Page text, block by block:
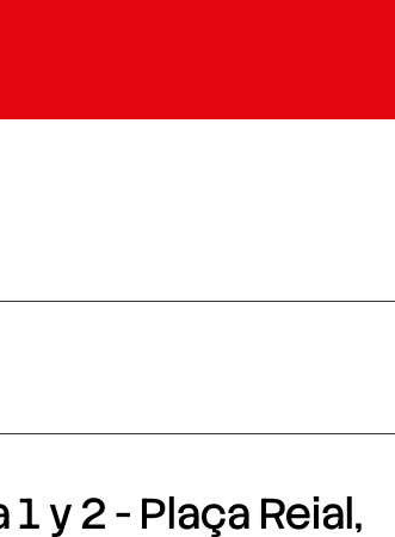
y 2 - Plaça Reial,